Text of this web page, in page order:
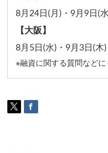
8月24日(月) ・ 9月9日(
【大阪】
8月5日(水) ・ 9月3日(木)
※融資に関する質問など